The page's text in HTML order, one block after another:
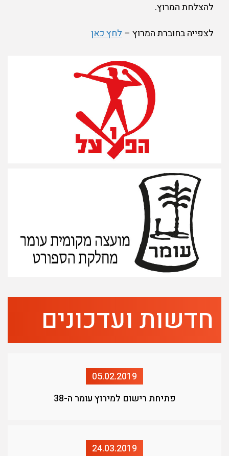
להצלחת המרוץ.
לצפייה בחוברת המרוץ –לחץ כאן
חדשות ועדכונים
05.02.2019
פתיחת רישום למירוץ עומר ה-38
24.03.2019